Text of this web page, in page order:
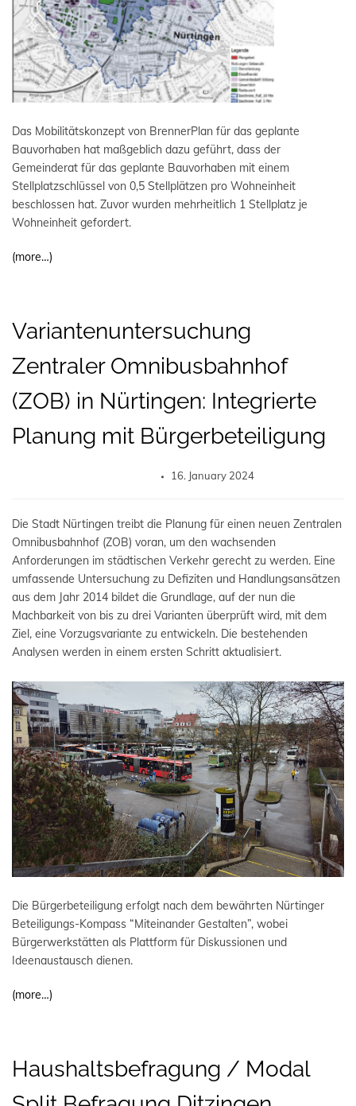
Das Mobilitätskonzept von BrennerPlan für das geplante
Bauvorhaben hat maßgeblich dazu geführt, dass der
Gemeinderat für das geplante Bauvorhaben mit einem
Stellplatzschlüssel von 0,5 Stellplätzen pro Wohneinheit
beschlossen hat. Zuvor wurden mehrheitlich 1 Stellplatz je
Wohneinheit gefordert.
(more…)
Variantenuntersuchung
Zentraler Omnibusbahnhof
(ZOB) in Nürtingen: Integrierte
Planung mit Bürgerbeteiligung
16. January 2024
Die Stadt Nürtingen treibt die Planung für einen neuen Zentralen
Omnibusbahnhof (ZOB) voran, um den wachsenden
Anforderungen im städtischen Verkehr gerecht zu werden. Eine
umfassende Untersuchung zu Defiziten und Handlungsansätzen
aus dem Jahr 2014 bildet die Grundlage, auf der nun die
Machbarkeit von bis zu drei Varianten überprüft wird, mit dem
Ziel, eine Vorzugsvariante zu entwickeln. Die bestehenden
Analysen werden in einem ersten Schritt aktualisiert.
Die Bürgerbeteiligung erfolgt nach dem bewährten Nürtinger
Beteiligungs-Kompass “Miteinander Gestalten”, wobei
Bürgerwerkstätten als Plattform für Diskussionen und
Ideenaustausch dienen.
(more…)
Haushaltsbefragung / Modal